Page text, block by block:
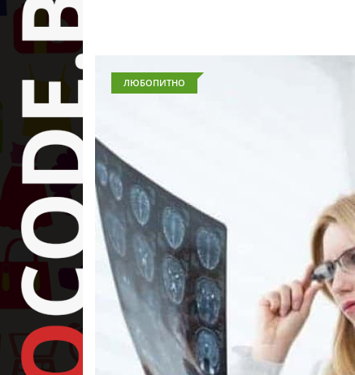
ЛЮБОПИТНО